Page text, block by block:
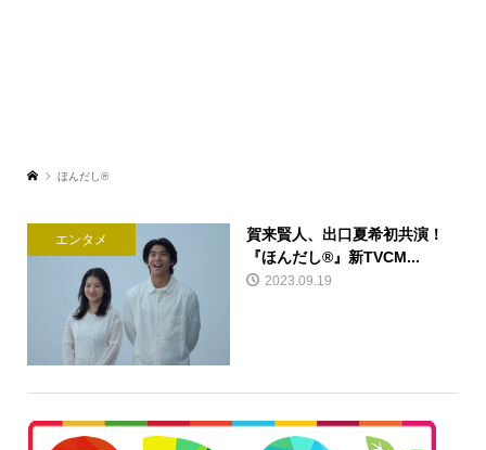
ほんだし®
エンタメ
賀来賢人、出口夏希初共演！
『ほんだし®』新TVCM...
2023.09.19